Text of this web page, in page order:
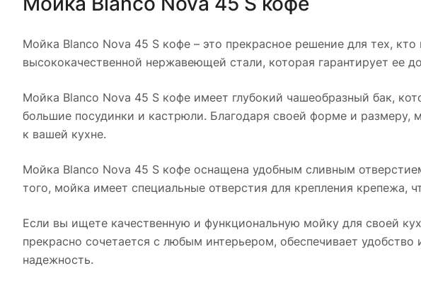
Мойка Blanco Nova 45 S кофе – это прекрасное решение для тех,
высококачественной нержавеющей стали, которая гарантирует ее
Мойка Blanco Nova 45 S кофе имеет глубокий чашеобразный бак,
большие посудинки и кастрюли. Благодаря своей форме и размеру,
к вашей кухне.
Мойка Blanco Nova 45 S кофе оснащена удобным сливным
того, мойка имеет специальные отверстия для крепления крепежа,
Если вы ищете качественную и функциональную мойку для своей
прекрасно сочетается с любым интерьером, обеспечивает
надежность.